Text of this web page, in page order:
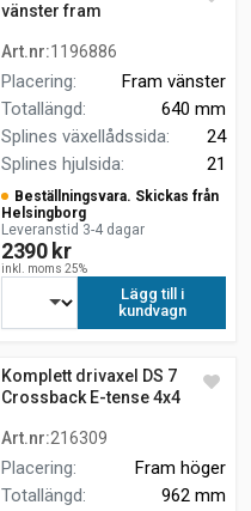
vänster fram
Art.nr:1196886
Placering:
Fram vänster
Totallängd:
640 mm
Splines växellådssida:
24
Splines hjulsida: 21
Beställningsvara. Skickas från
Helsingborg
Leveranstid 3-4 dagar
2390 kr
inkl. moms 25%
Lägg till i
kundvagn
Komplett drivaxel DS 7
Crossback E-tense 4x4
Art.nr:216309
Placering:
Fram höger
Totallängd:
962 mm